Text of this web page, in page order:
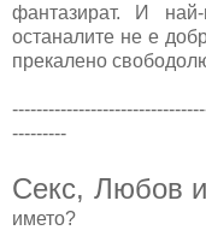
фантазират. И
останалите не е
прекалено
---------
Секс, Любов
името?